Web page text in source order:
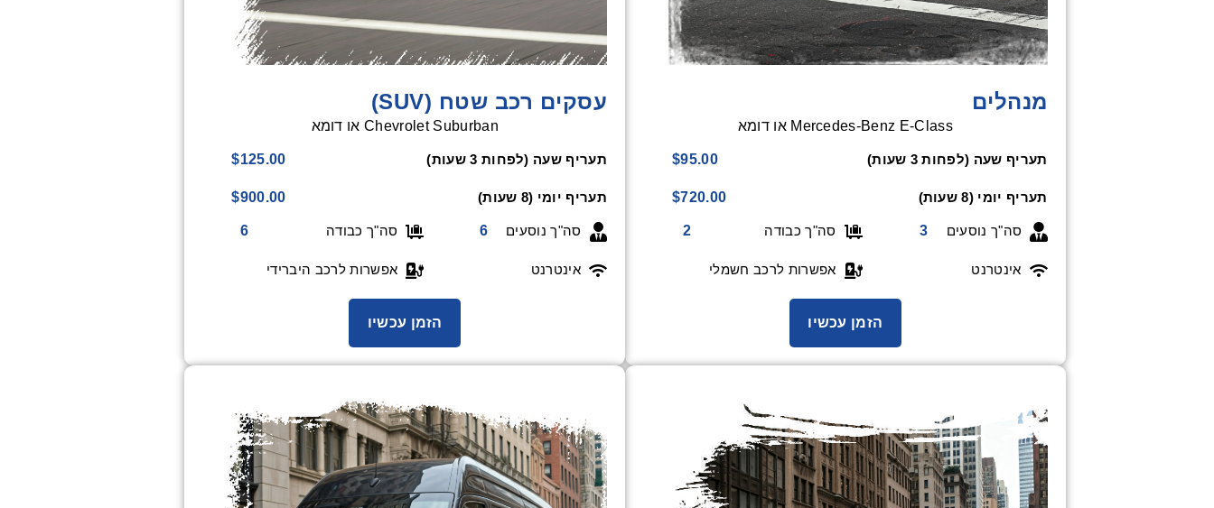
מנהלים
Mercedes-Benz E-Class או דומא
תעריף שעה (לפחות 3 שעות) $95.00
תעריף יומי (8 שעות) $720.00
סה"ך נוסעים 3 סה"ך כבודה 2
אינטרנט אפשרות לרכב חשמלי
הזמן עכשיו
עסקים רכב שטח (SUV)
Chevrolet Suburban או דומא
תעריף שעה (לפחות 3 שעות) $125.00
תעריף יומי (8 שעות) $900.00
סה"ך נוסעים 6 סה"ך כבודה 6
אינטרנט אפשרות לרכב היברידי
הזמן עכשיו